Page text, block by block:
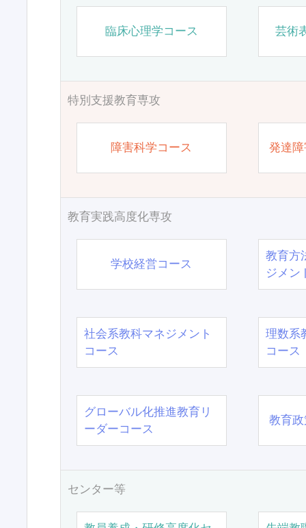
臨床心理学コース 芸術
特別支援教育専攻
障害科学コース 発達
教育実践高度化専攻
学校経営コース
教育方
ジメン
社会系教科マネジメント
コース
理数系
コース
グローバル化推進教育リ
ーダーコース
教育
センター等